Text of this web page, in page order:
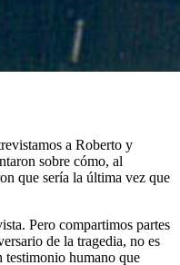
a Roberto y
sobre cómo, al
que sería la última vez que
Pero compartimos partes
de la tragedia, no es
humano que